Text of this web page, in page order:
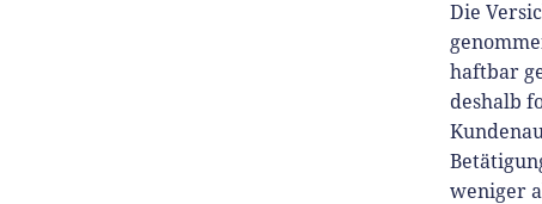
Die
haftbar
deshalb
weniger